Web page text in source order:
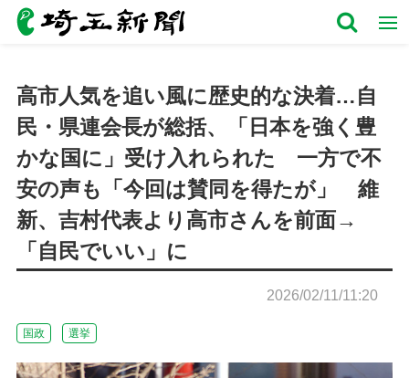
高市人気を追い風に歴史的な決着…自
民・県連会長が総括、「日本を強く豊
かな国に」受け入れられた 一方で不
安の声も「今回は賛同を得たが」 維
新、吉村代表より高市さんを前面→
「自民でいい」に
2026/02/11/11:20
国政 選挙